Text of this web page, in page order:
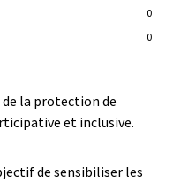
0
0
la protection de
et inclusive.
de sensibiliser les